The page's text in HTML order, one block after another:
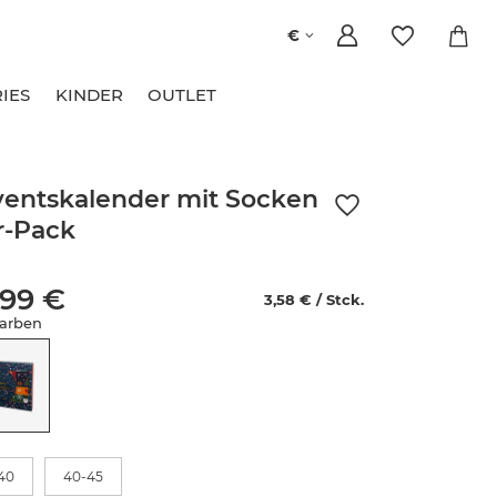
€
KINDER OUTLET
mit Socken
Pack
€
3,58 € / Stck.
40-45